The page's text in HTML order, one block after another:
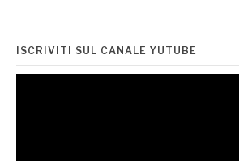
ISCRIVITI SUL CANALE YUTUBE